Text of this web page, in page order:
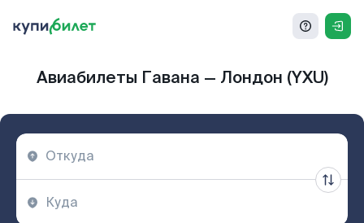
Авиабилеты Гавана — Лондон (YXU)